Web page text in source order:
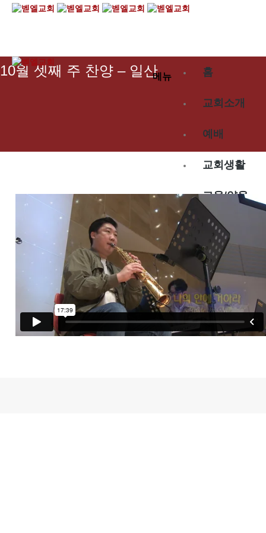
홈
교회소개
예배
교회생활
교육/양육
공동체
벧엘스토리
새가족등록
메뉴
10월 셋째 주 찬양 – 일산